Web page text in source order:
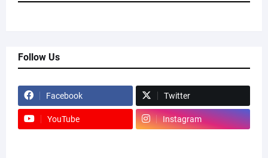
Follow Us
Facebook Twitter
YouTube Instagram